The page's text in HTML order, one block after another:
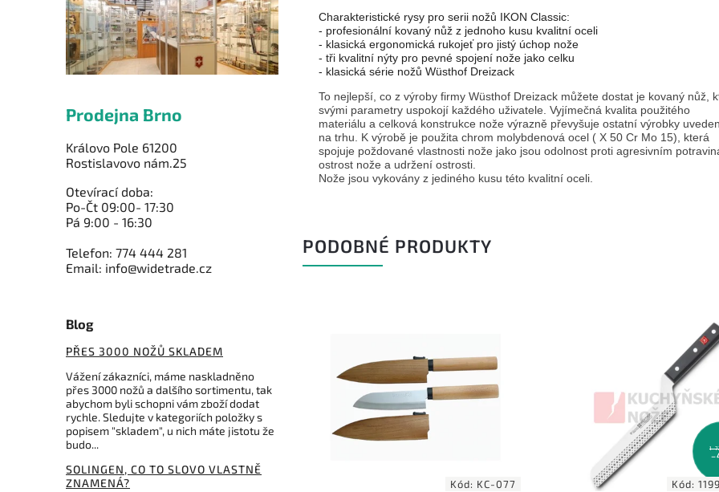
Prodejna Brno
Královo Pole 61200
Rostislavovo nám.25
Otevírací doba:
Po-Čt 09:00- 17:30
Pá 9:00 - 16:30
Telefon: 774 444 281
Email: info@widetrade.cz
Blog
PŘES 3000 NOŽŮ SKLADEM
Vážení zákazníci, máme naskladněno
přes 3000 nožů a dalšího sortimentu, tak
abychom byli schopni vám zboží dodat
rychle. Sledujte v kategoriích položky s
popisem "skladem", u nich máte jistotu že
budo...
SOLINGEN, CO TO SLOVO VLASTNĚ
ZNAMENÁ?
Charakteristické rysy pro serii nožů IKON Classic:
- profesionální kovaný nůž z jednoho kusu kvalitní oceli
- klasická ergonomická rukojeť pro jistý úchop nože
- tři kvalitní nýty pro pevné spojení nože jako celku
- klasická série nožů Wüsthof Dreizack
To nejlepší, co z výroby firmy Wüsthof Dreizack můžete dostat je kovaný nůž,
svými parametry uspokojí každého uživatele. Vyjímečná kvalita použitého
materiálu a celková konstrukce nože výrazně převyšuje ostatní výrobky
na trhu. K výrobě je použita chrom molybdenová ocel ( X 50 Cr Mo 15), která
spojuje poždované vlastnosti nože jako jsou odolnost proti agresivním
ostrost nože a udržení ostrosti.
Nože jsou vykovány z jediného kusu této kvalitní oceli.
PODOBNÉ PRODUKTY
Kód: KC-077
1
Kód: